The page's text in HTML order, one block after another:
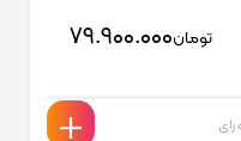
تومان۷۹.۹۰۰.۰۰۰